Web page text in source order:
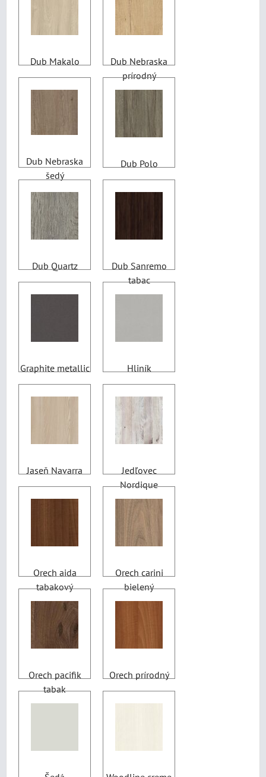
Dub Makalo
Dub Nebraska
prírodný
Dub Nebraska
šedý
Dub Polo
Dub Quartz
Dub Sanremo
tabac
Graphite metallic Hliník
Jaseň Navarra
Jedľovec
Nordique
Orech aida
tabakový
Orech carini
bielený
Orech pacifik
tabak
Orech prírodný